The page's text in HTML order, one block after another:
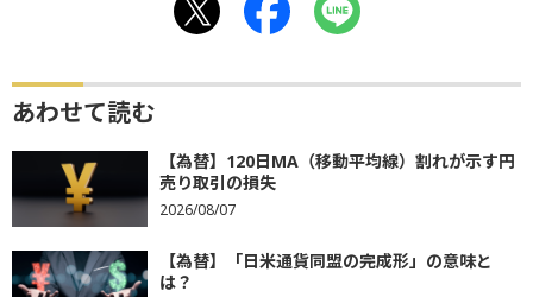
あわせて読む
【為替】120日MA（移動平均線）割れが示す円
売り取引の損失
2026/08/07
【為替】「日米通貨同盟の完成形」の意味と
は？